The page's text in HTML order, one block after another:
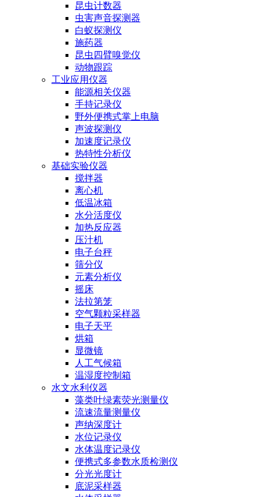
昆虫计数器
虫害声音探测器
白蚁探测仪
施药器
昆虫四臂嗅觉仪
动物跟踪
工业应用仪器
能源相关仪器
手持记录仪
野外便携式掌上电脑
声波探测仪
加速度记录仪
热特性分析仪
基础实验仪器
搅拌器
离心机
低温冰箱
水分活度仪
加热反应器
压汁机
电子台秤
筛分仪
元素分析仪
摇床
法拉第笼
空气颗粒采样器
电子天平
烘箱
显微镜
人工气候箱
温湿度控制箱
水文水利仪器
藻类叶绿素荧光测量仪
流速流量测量仪
声纳深度计
水位记录仪
水体温度记录仪
便携式多参数水质检测仪
分光光度计
底泥采样器